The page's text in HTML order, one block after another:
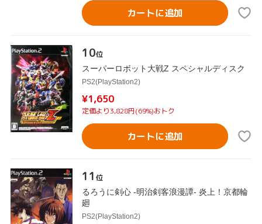
カートに追加
10位
スーパーロボット大戦Z スペシャルディスク
PS2(PlayStation2)
¥1,650
定価より3,828円(69%)おトク
カートに追加
11 位
るろうに剣心 -明治剣客浪漫譚- 炎上！京都輪
廻
PS2(PlayStation2)